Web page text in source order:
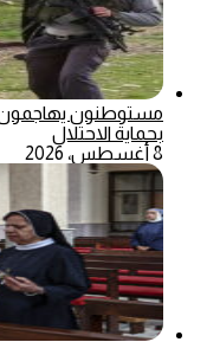
مستوطنون يهاجمون
بحماية الاحتلال
8 أغسطس، 2026